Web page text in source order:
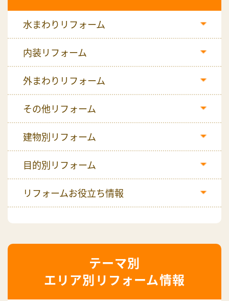
水まわりリフォーム
内装リフォーム
外まわりリフォーム
その他リフォーム
建物別リフォーム
目的別リフォーム
リフォームお役立ち情報
エリア別リフォーム情報